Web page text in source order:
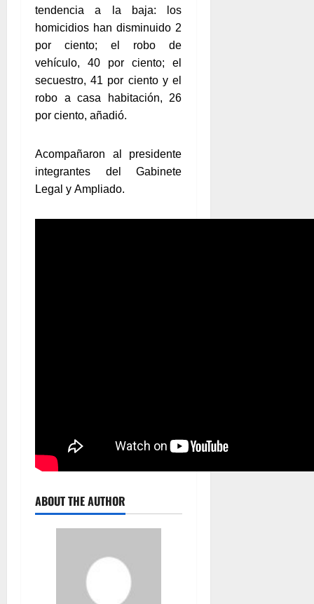
tendencia a la baja: los
homicidios han disminuido 2
por ciento; el robo de
vehículo, 40 por ciento; el
secuestro, 41 por ciento y el
robo a casa habitación, 26
por ciento, añadió.
Acompañaron al presidente
integrantes del Gabinete
Legal y Ampliado.
ABOUT THE AUTHOR